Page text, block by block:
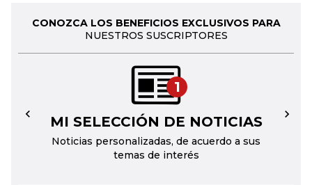
CONOZCA LOS BENEFICIOS EXCLUSIVOS PARA
NUESTROS SUSCRIPTORES
1
MI SELECCIÓN DE NOTICIAS
Noticias personalizadas, de acuerdo a sus
temas de interés
← →